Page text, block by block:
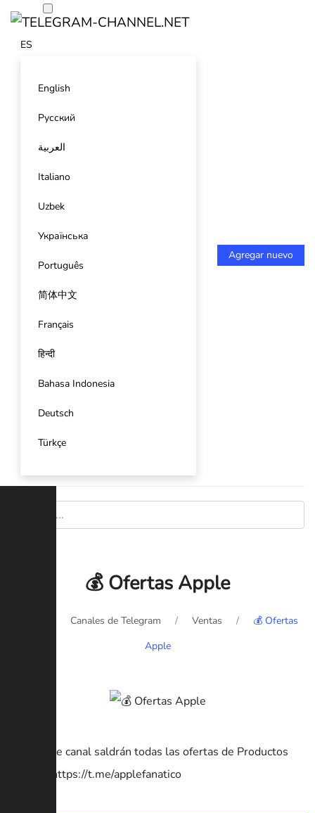
ES
English
Русский
العربية
Italiano
Uzbek
Українська
Português
简体中文
Français
हिन्दी
Bahasa Indonesia
Deutsch
Türkçe
Agregar nuevo
💰 Ofertas Apple
Canales de Telegram Ventas
💰 Ofertas
Apple
📲 En este canal saldrán todas las ofertas de Productos
APPLE. https://t.me/applefanatico